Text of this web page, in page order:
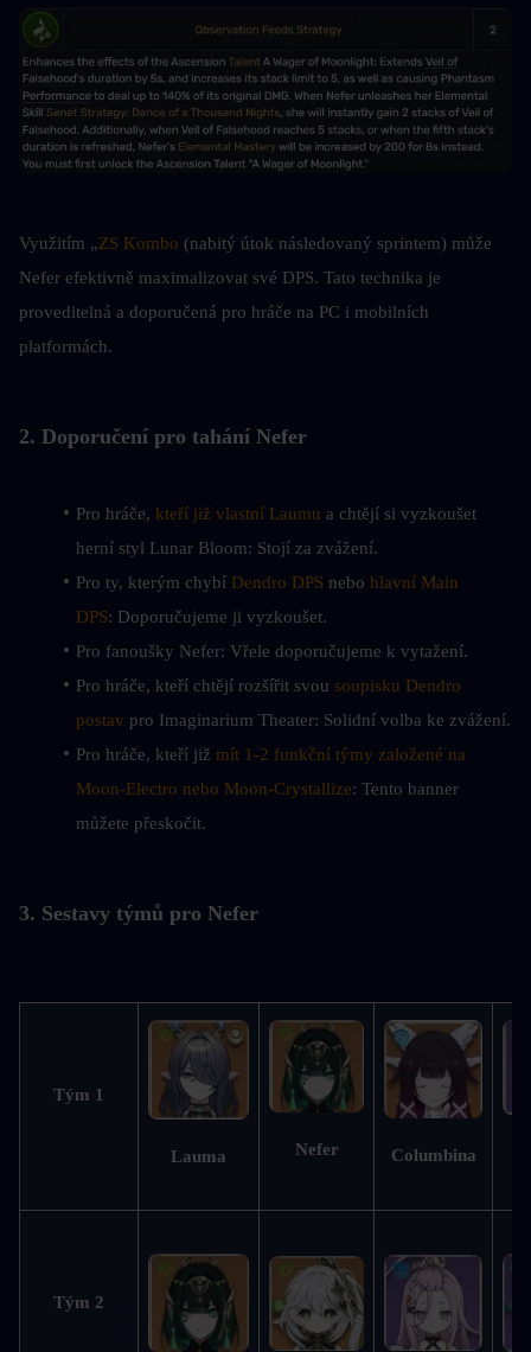
Využitím „ZS Kombo (nabitý útok následovaný sprintem) může
Nefer efektivně maximalizovat své DPS. Tato technika je
proveditelná a doporučená pro hráče na PC i mobilních
platformách.
2. Doporučení pro tahání Nefer
Pro hráče, kteří již vlastní Laumu a chtějí si vyzkoušet
herní styl Lunar Bloom: Stojí za zvážení.
Pro ty, kterým chybí Dendro DPS nebo hlavní Main
DPS: Doporučujeme ji vyzkoušet.
Pro fanoušky Nefer: Vřele doporučujeme k vytažení.
Pro hráče, kteří chtějí rozšířit svou soupisku Dendro
postav pro Imaginarium Theater: Solidní volba ke zvážení.
Pro hráče, kteří již mít 1-2 funkční týmy založené na
Moon-Electro nebo Moon-Crystallize: Tento banner
můžete přeskočit.
3. Sestavy týmů pro Nefer
Tým 1
Lauma Nefer Columbina
Tým 2